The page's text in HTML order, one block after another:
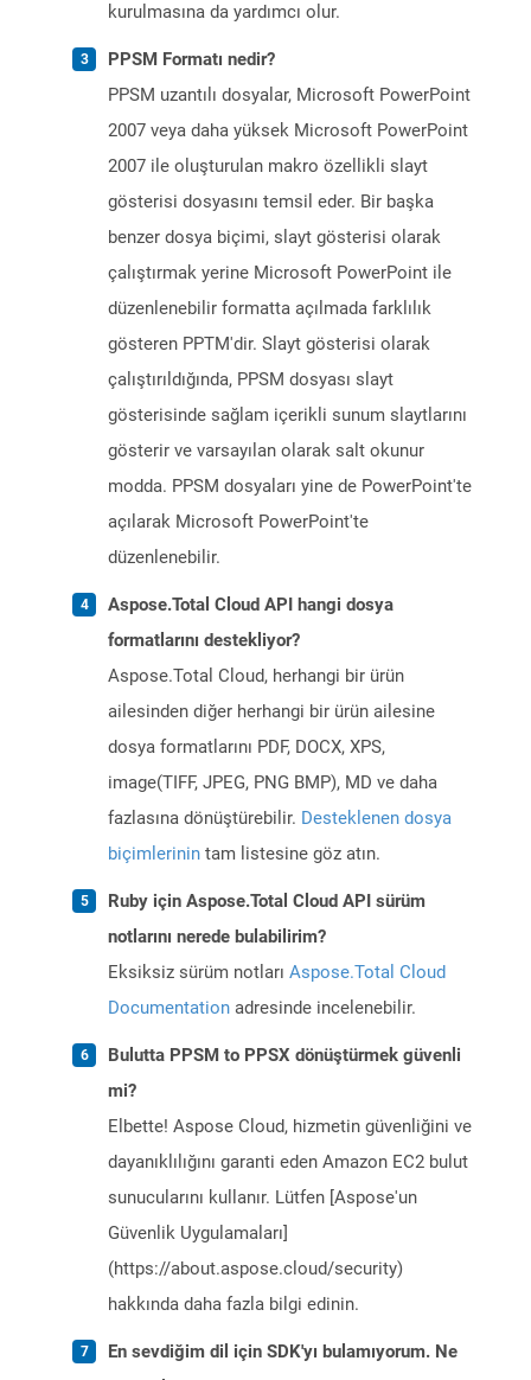
kurulmasına da yardımcı olur.
PPSM Formatı nedir?
PPSM uzantılı dosyalar, Microsoft PowerPoint
2007 veya daha yüksek Microsoft PowerPoint
2007 ile oluşturulan makro özellikli slayt
gösterisi dosyasını temsil eder. Bir başka
benzer dosya biçimi, slayt gösterisi olarak
çalıştırmak yerine Microsoft PowerPoint ile
düzenlenebilir formatta açılmada farklılık
gösteren PPTM'dir. Slayt gösterisi olarak
çalıştırıldığında, PPSM dosyası slayt
gösterisinde sağlam içerikli sunum slaytlarını
gösterir ve varsayılan olarak salt okunur
modda. PPSM dosyaları yine de PowerPoint'te
açılarak Microsoft PowerPoint'te
düzenlenebilir.
Aspose.Total Cloud API hangi dosya
formatlarını destekliyor?
Aspose.Total Cloud, herhangi bir ürün
ailesinden diğer herhangi bir ürün ailesine
dosya formatlarını PDF, DOCX, XPS,
image(TIFF, JPEG, PNG BMP), MD ve daha
fazlasına dönüştürebilir. Desteklenen dosya
biçimlerinin tam listesine göz atın.
Ruby için Aspose.Total Cloud API sürüm
notlarını nerede bulabilirim?
Eksiksiz sürüm notları Aspose.Total Cloud
Documentation adresinde incelenebilir.
Bulutta PPSM to PPSX dönüştürmek güvenli
mi?
Elbette! Aspose Cloud, hizmetin güvenliğini ve
dayanıklılığını garanti eden Amazon EC2 bulut
sunucularını kullanır. Lütfen [Aspose'un
Güvenlik Uygulamaları]
(https://about.aspose.cloud/security)
hakkında daha fazla bilgi edinin.
En sevdiğim dil için SDK'yı bulamıyorum. Ne